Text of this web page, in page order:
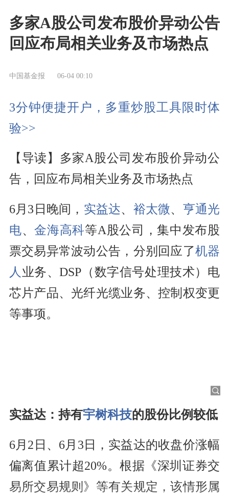
多家A股公司发布股价异动公告
回应布局相关业务及市场热点
中国基金报 06-04 00:10
3分钟便捷开户，多重炒股工具限时体
验>>
【导读】多家A股公司发布股价异动公
告，回应布局相关业务及市场热点
6月3日晚间， 实益达、 裕太微、 亨通光
电、金海高科等A股公司，集中发布股
票交易异常波动公告，分别回应了机器
人 业务、DSP（数字信号处理技术）电
芯片产品、光纤光缆业务、控制权变更
等事项。
实益达：持有宇树科技的股份比例较低
6月2日、6月3日，实益达的收盘价涨幅
偏离值累计超20%。根据《深圳证券交
易所交易规则》等有关规定，该情形属